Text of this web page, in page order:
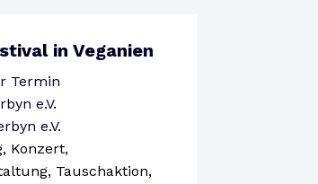
in Veganien
Termin
e.V.
e.V.
, Konzert,
, Tauschaktion,